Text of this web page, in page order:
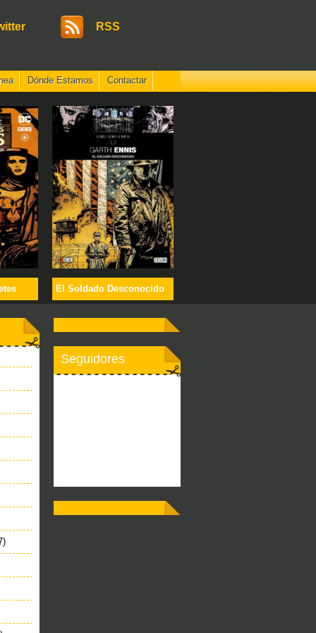
RSS
Dónde Estamos Contactar
El Soldado Desconocido
Seguidores